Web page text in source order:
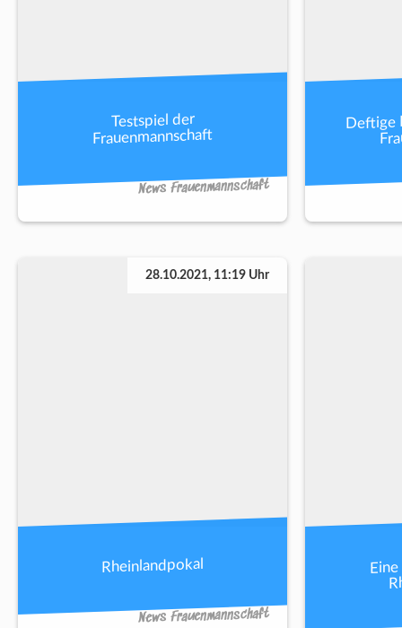
Testspiel der
Frauenmannschaft
News Frauenmannschaft
Deftige
28.10.2021, 11:19 Uhr
Rheinlandpokal
News Frauenmannschaft